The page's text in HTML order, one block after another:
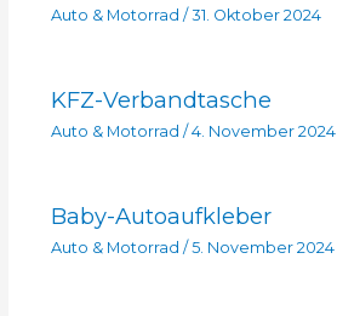
Auto & Motorrad / 31. Oktober 2024
KFZ-Verbandtasche
Auto & Motorrad /4. November 2024
Baby-Autoaufkleber
Auto & Motorrad /5. November 2024